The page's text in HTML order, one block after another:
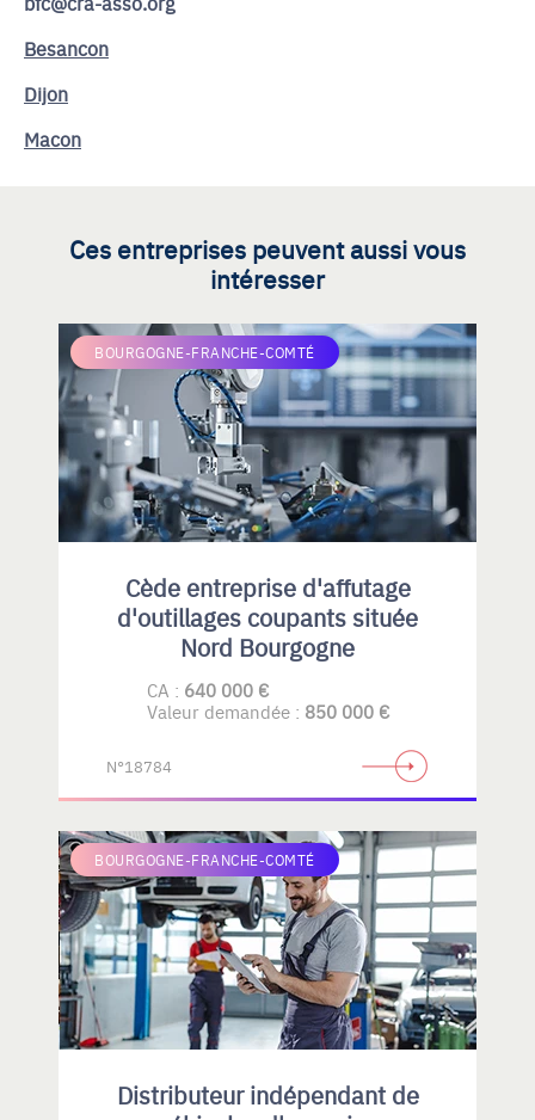
Besancon
Dijon
Macon
Ces entreprises peuvent aussi vous
intéresser
BOURGOGNE-FRANCHE-COMTÉ
Cède entreprise d'affutage
d'outillages coupants située
Nord Bourgogne
CA : 640 000 €
Valeur demandée : 850 000 €
N°18784
BOURGOGNE-FRANCHE-COMTÉ
Distributeur indépendant de